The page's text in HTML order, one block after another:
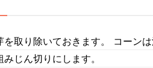
取り除いておきます。 コーンは
じん切りにします。